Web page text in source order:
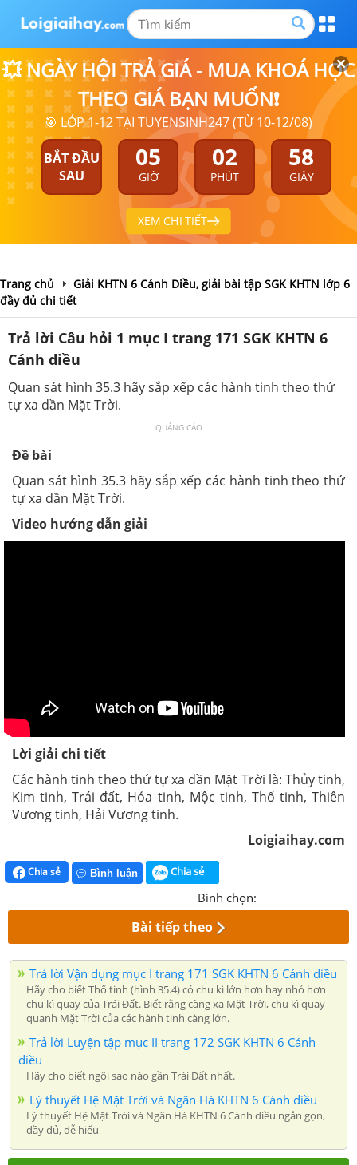
💥 NGÀY HỘI TRẢ GIÁ - MUA KHOÁ HỌC
THEO GIÁ BẠN MUỐN❗
🎯 LỚP 1-12 TẠI TUYENSINH247 (TỪ 10-12/08)
BẮT ĐẦU
SAU
05
GIỜ
02
PHÚT
58
GIÂY
XEM CHI TIẾT
Trang chủ
Giải KHTN 6 Cánh Diều, giải bài tập SGK KHTN lớp 6
đầy đủ chi tiết
Trả lời Câu hỏi 1 mục I trang 171 SGK KHTN 6
Cánh diều
Quan sát hình 35.3 hãy sắp xếp các hành tinh theo thứ
tự xa dần Mặt Trời.
QUẢNG CÁO
Đề bài
Quan sát hình 35.3 hãy sắp xếp các hành tinh theo thứ
tự xa dần Mặt Trời.
Video hướng dẫn giải
Lời giải chi tiết
Các hành tinh theo thứ tự xa dần Mặt Trời là: Thủy tinh,
Kim tinh, Trái đất, Hỏa tinh, Mộc tinh, Thổ tinh, Thiên
Vương tinh, Hải Vương tinh.
Loigiaihay.com
Chia sẻ Bình luận Chia sẻ
Bình chọn:
Bài tiếp theo
Trả lời Vận dụng mục I trang 171 SGK KHTN 6 Cánh diều
Hãy cho biết Thổ tinh (hình 35.4) có chu kì lớn hơn hay nhỏ hơn
chu kì quay của Trái Đất. Biết rằng càng xa Mặt Trời, chu kì quay
quanh Mặt Trời của các hành tinh càng lớn.
Trả lời Luyện tập mục II trang 172 SGK KHTN 6 Cánh
diều
Hãy cho biết ngôi sao nào gần Trái Đất nhất.
Lý thuyết Hệ Mặt Trời và Ngân Hà KHTN 6 Cánh diều
Lý thuyết Hệ Mặt Trời và Ngân Hà KHTN 6 Cánh diều ngắn gọn,
đầy đủ, dễ hiểu